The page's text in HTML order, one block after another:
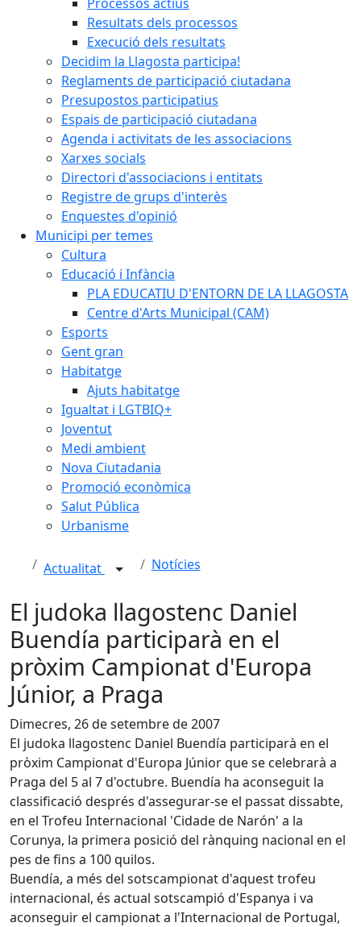
Resultats dels processos
Execució dels resultats
Decidim la Llagosta participa!
Reglaments de participació ciutadana
Presupostos participatius
Espais de participació ciutadana
Agenda i activitats de les associacions
Xarxes socials
Directori d'associacions i entitats
Registre de grups d'interès
Enquestes d'opinió
Municipi per temes
Cultura
Educació i Infància
PLA EDUCATIU D'ENTORN DE LA LLAGOSTA
Centre d'Arts Municipal (CAM)
Esports
Gent gran
Habitatge
Ajuts habitatge
Igualtat i LGTBIQ+
Joventut
Medi ambient
Nova Ciutadania
Promoció econòmica
Salut Pública
Urbanisme
Actualitat Notícies
El judoka llagostenc Daniel
Buendía participarà en el
pròxim Campionat d'Europa
Júnior, a Praga
Dimecres, 26 de setembre de 2007
El judoka llagostenc Daniel Buendía participarà en el
pròxim Campionat d'Europa Júnior que se celebrarà a
Praga del 5 al 7 d'octubre. Buendía ha aconseguit la
classificació després d'assegurar-se el passat dissabte,
en el Trofeu Internacional 'Cidade de Narón' a la
Corunya, la primera posició del rànquing nacional en el
pes de fins a 100 quilos.
Buendía, a més del sotscampionat d'aquest trofeu
internacional, és actual sotscampió d'Espanya i va
aconseguir el campionat a l'Internacional de Portugal,